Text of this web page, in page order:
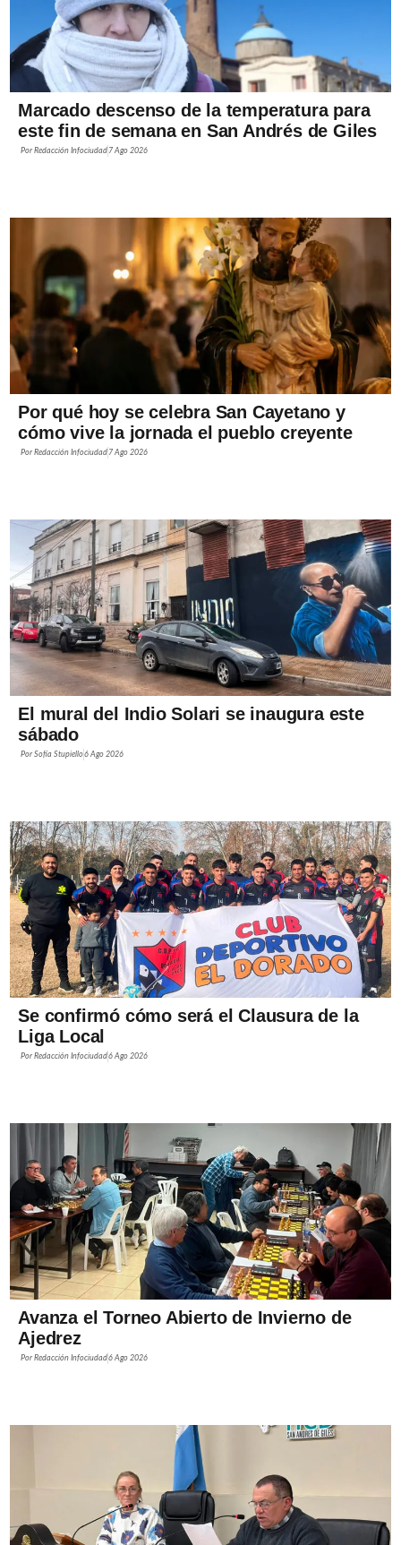
Marcado descenso de la temperatura para
este fin de semana en San Andrés de Giles
PorRedacción Infociudad 7 Ago 2026
Por qué hoy se celebra San Cayetano y
cómo vive la jornada el pueblo creyente
PorRedacción Infociudad 7 Ago 2026
El mural del Indio Solari se inaugura este
sábado
Por Sofía Stupiello 6 Ago 2026
Se confirmó cómo será el Clausura de la
Liga Local
PorRedacción Infociudad 6 Ago 2026
Avanza el Torneo Abierto de Invierno de
Ajedrez
PorRedacción Infociudad 6 Ago 2026